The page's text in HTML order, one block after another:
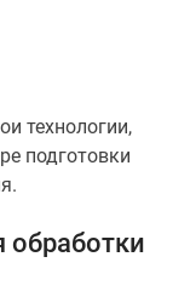
технологии,
подготовки
обработки